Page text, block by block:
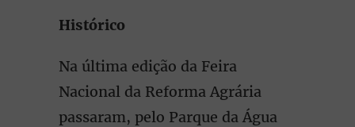
Histórico
Na última edição da Feira
Nacional da Reforma Agrária
passaram, pelo Parque da Água